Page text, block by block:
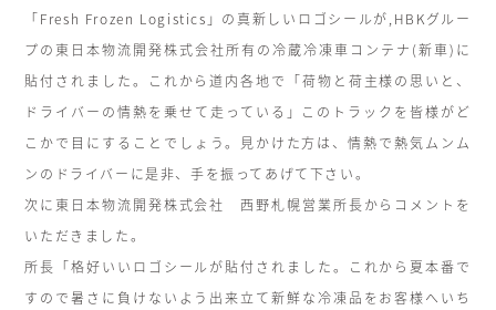
「Fresh Frozen Logistics」の真新しいロゴシールが,HBKグルー
プの東日本物流開発株式会社所有の冷蔵冷凍車コンテナ(新車)に
貼付されました。これから道内各地で「荷物と荷主様の思いと、
ドライバーの情熱を乗せて走っている」このトラックを皆様がど
こかで目にすることでしょう。見かけた方は、情熱で熱気ムンム
ンのドライバーに是非、手を振ってあげて下さい。
次に東日本物流開発株式会社 西野札幌営業所長からコメントを
いただきました。
所長「格好いいロゴシールが貼付されました。これから夏本番で
すので暑さに負けないよう出来立て新鮮な冷凍品をお客様へいち